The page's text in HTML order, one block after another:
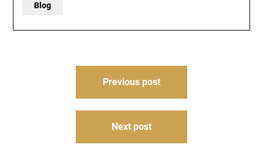
Blog
Previous post
Next post